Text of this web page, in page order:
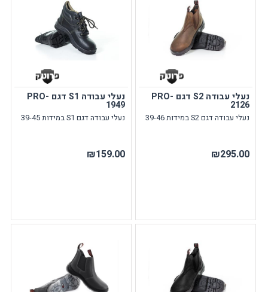
נעלי עבודה S2 דגם PRO-
2126
נעלי עבודה דגם S2 במידות 39-46
₪295.00
נעלי עבודה S1 דגם PRO-
1949
נעלי עבודה דגם S1 במידות 39-45
₪159.00